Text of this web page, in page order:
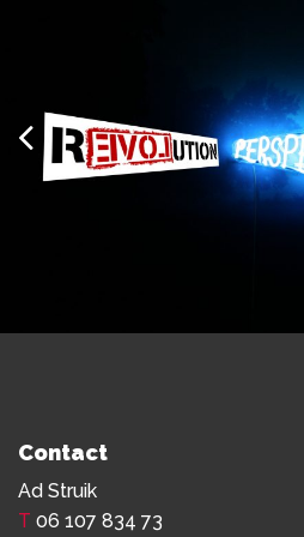
Contact
Ad Struik
T 06 107 834 73